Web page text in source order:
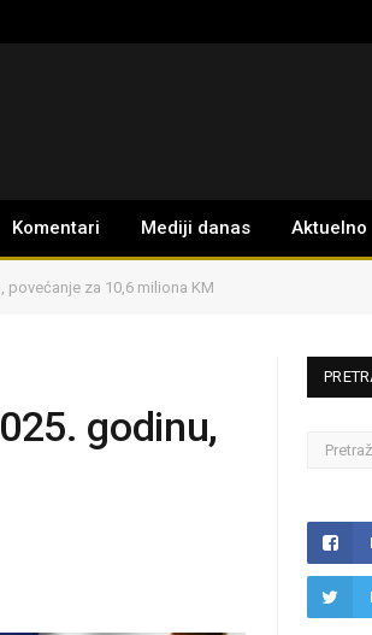
Komentari Mediji danas Aktuelno
povećanje za 10,6 miliona KM
godinu,